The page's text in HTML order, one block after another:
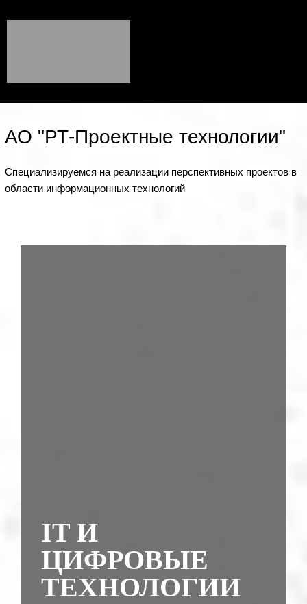
АО "РТ-Проектные технологии"
Специализируемся на реализации перспективных проектов в
области информационных технологий
IT И
ЦИФРОВЫЕ
ТЕХНОЛОГИИ